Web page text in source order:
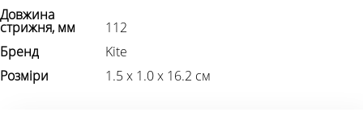
Довжина
стрижня, мм
112
Бренд
Kite
Розміри
1.5 х 1.0 х 16.2 см